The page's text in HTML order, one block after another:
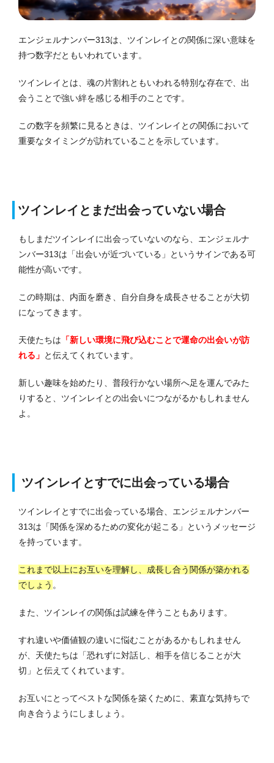
エンジェルナンバー313は、ツインレイとの関係に深い意味を
持つ数字だともいわれています。
ツインレイとは、魂の片割れともいわれる特別な存在で、出
会うことで強い絆を感じる相手のことです。
この数字を頻繁に見るときは、ツインレイとの関係において
重要なタイミングが訪れていることを示しています。
ツインレイとまだ出会っていない場合
もしまだツインレイに出会っていないのなら、エンジェルナ
ンバー313は「出会いが近づいている」というサインである可
能性が高いです。
この時期は、内面を磨き、自分自身を成長させることが大切
になってきます。
天使たちは 「新しい環境に飛び込むことで運命の出会いが訪
れる」 と伝えてくれています。
新しい趣味を始めたり、普段行かない場所へ足を運んでみた
りすると、ツインレイとの出会いにつながるかもしれません
よ。
ツインレイとすでに出会っている場合
ツインレイとすでに出会っている場合、エンジェルナンバー
313は「関係を深めるための変化が起こる」というメッセージ
を持っています。
これまで以上にお互いを理解し、成長し合う関係が築かれる
でしょう 。
また、ツインレイの関係は試練を伴うこともあります。
すれ違いや価値観の違いに悩むことがあるかもしれません
が、天使たちは「恐れずに対話し、相手を信じることが大
切」と伝えてくれています。
お互いにとってベストな関係を築くために、素直な気持ちで
向き合うようにしましょう。